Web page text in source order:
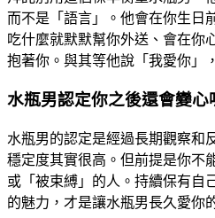
而不是「語言」。他會在你生日
吃什麼就默默幫你外送、會在你
抱著你。與其等他說「我愛你」
水瓶男認定你之後還會變心
水瓶男的認定是經過長期觀察和
穩定度其實很高。但前提是你不
或「被束縛」的人。持續保有自
的魅力，才是讓水瓶男長久愛你